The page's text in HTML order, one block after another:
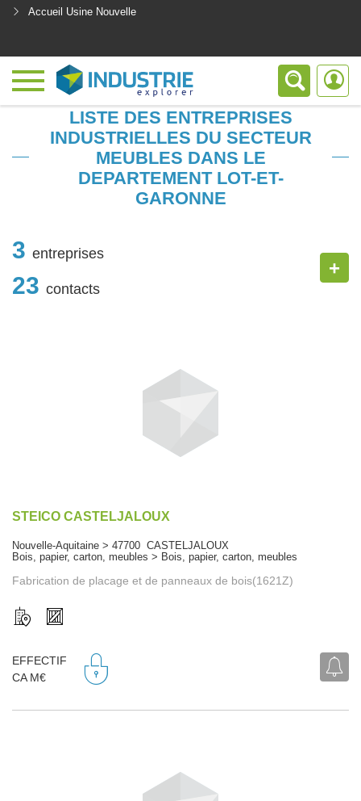
Accueil Usine Nouvelle
LISTE DES ENTREPRISES
INDUSTRIELLES DU SECTEUR
MEUBLES DANS LE
DEPARTEMENT LOT-ET-
GARONNE
3 entreprises
23 contacts
+
STEICO CASTELJALOUX
Nouvelle-Aquitaine > 47700 CASTELJALOUX
Bois, papier, carton, meubles > Bois, papier, carton, meubles
Fabrication de placage et de panneaux de bois(1621Z)
EFFECTIF
CA M€